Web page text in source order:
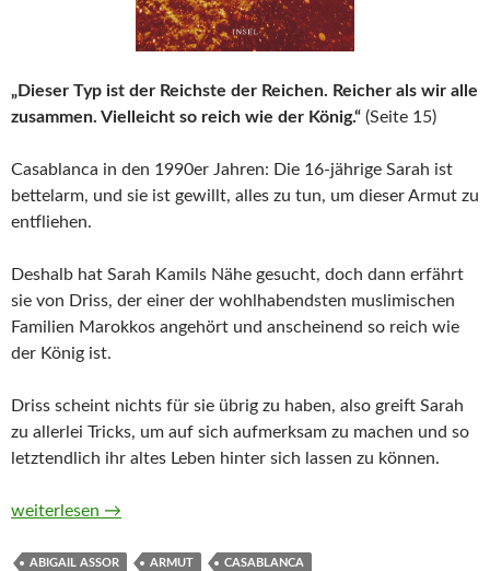
„Dieser Typ ist der Reichste der Reichen. Reicher als wir alle
zusammen. Vielleicht so reich wie der König.“ (Seite 15)
Casablanca in den 1990er Jahren: Die 16-jährige Sarah ist
bettelarm, und sie ist gewillt, alles zu tun, um dieser Armut zu
entfliehen.
Deshalb hat Sarah Kamils Nähe gesucht, doch dann erfährt
sie von Driss, der einer der wohlhabendsten muslimischen
Familien Marokkos angehört und anscheinend so reich wie
der König ist.
Driss scheint nichts für sie übrig zu haben, also greift Sarah
zu allerlei Tricks, um auf sich aufmerksam zu machen und so
letztendlich ihr altes Leben hinter sich lassen zu können.
So reich wie der König von Abigail Assor
weiterlesen →
ABIGAIL ASSOR ARMUT CASABLANCA